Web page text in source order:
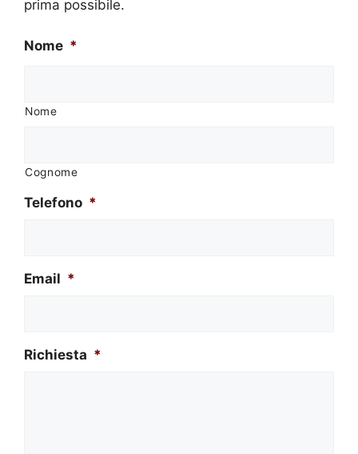
prima possibile.
Nome *
Nome
Cognome
Telefono *
Email *
Richiesta *